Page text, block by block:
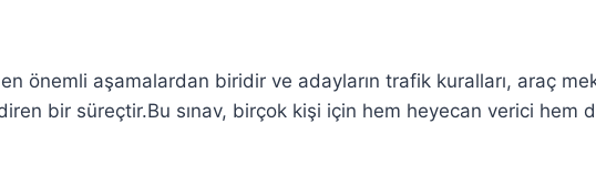
önemli aşamalardan biridir ve adayların trafik kuralları, araç
bir süreçtir.Bu sınav, birçok kişi için hem heyecan verici hem